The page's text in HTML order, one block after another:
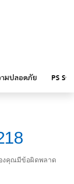
มปลอดภัย PS
งคุณมีข้อผิดพลาด